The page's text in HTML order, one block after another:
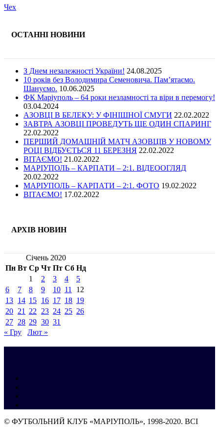
Чех
ОСТАННІ НОВИНИ
З Днем незалежності України! 24.08.2025
10 років без Володимира Семеновича. Пам’ятаємо.
Шануємо. 10.06.2025
ФК Маріуполь – 64 роки незламності та віри в перемогу!
03.04.2024
АЗОВЦІ В БЕЛЕКУ: У ФІНІШНОЇ СМУГИ 22.02.2022
ЗАВТРА АЗОВЦІ ПРОВЕДУТЬ ЩЕ ОДИН СПАРИНГ
22.02.2022
ПЕРШИЙ ДОМАШНІЙ МАТЧ АЗОВЦІВ У НОВОМУ
РОЦІ ВІДБУЄТЬСЯ 11 БЕРЕЗНЯ 22.02.2022
ВІТАЄМО! 21.02.2022
МАРІУПОЛЬ – КАРПАТИ – 2:1. ВІДЕООГЛЯД
20.02.2022
МАРІУПОЛЬ – КАРПАТИ – 2:1. ФОТО 19.02.2022
ВІТАЄМО! 17.02.2022
АРХІВ НОВИН
Січень 2020
Пн Вт Ср Чт Пт Сб Нд
1
2 3 4
5
6
7 8 9 10 11
12
13 14 15 16 17 18 19
20 21 22 23 24 25 26
27 28 29 30 31
« Гру
Лют »
© ФУТБОЛЬНИЙ КЛУБ «МАРІУПОЛЬ», 1998-2020. ВСІ